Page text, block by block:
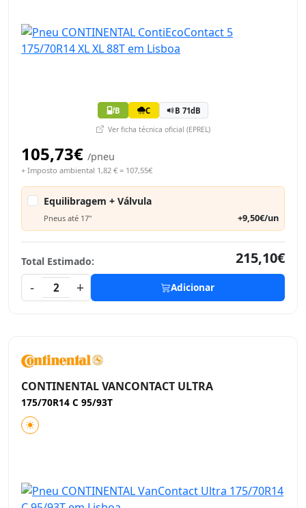
B C B 71dB
Ver ficha técnica oficial (EPREL)
105,73€ /pneu
+ Imposto ambiental 1,82 € = 107,55€
Equilibragem + Válvula
Pneus até 17" +9,50€/un
Total Estimado:
215,10€
-
2 + Adicionar
CONTINENTAL VANCONTACT ULTRA
175/70R14 C 95/93T